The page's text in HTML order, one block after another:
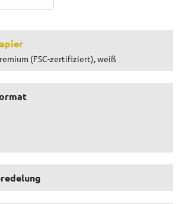
(FSC-zertifiziert), weiß